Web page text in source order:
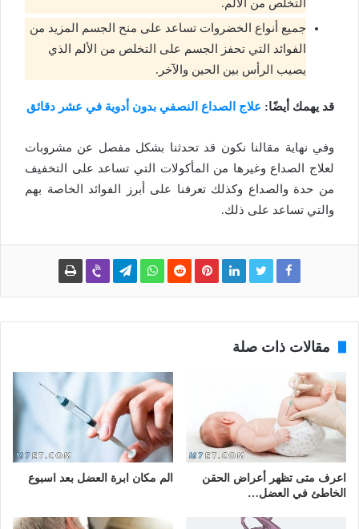
التخلص من الألم.
جميع أنواع الخضروات تساعد على منح الجسم المزيد من
الفوائد التي تحفز الجسم على التخلص من الألم الذي
يصيب الرأس بين الحين والآخر.
قد يهمك أيضًا: علاج الصداع النصفي بدون أدوية في عشر دقائق
وفي نهاية مقالنا نكون قد تحدثنا بشكل مفصل عن مشروبات
لعلاج الصداع وغيرها من المأكولات التي تساعد على التخفيف
من حدة والصداع وكذلك تعرفنا على أبرز الفوائد الخاصة بهم
والتي تساعد على ذلك.
مقالات ذات صلة
اعرف متى تظهر أعراض الحقن
الخاطئ في العضل…
الم مكان ابرة العضل بعد اسبوع